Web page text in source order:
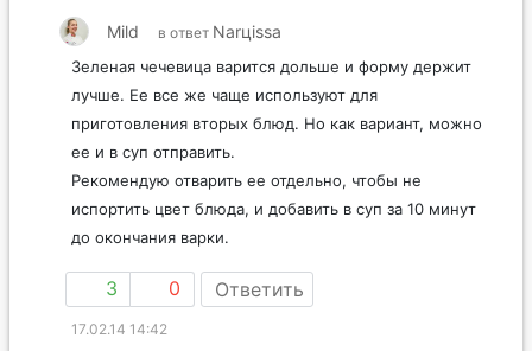
Mild в ответ Narцissa
Зеленая чечевица варится дольше и форму держит
лучше. Ее все же чаще используют для
приготовления вторых блюд. Но как вариант, можно
ее и в суп отправить.
Рекомендую отварить ее отдельно, чтобы не
испортить цвет блюда, и добавить в суп за 10 минут
до окончания варки.
3 0 Ответить
17.02.14 14:42